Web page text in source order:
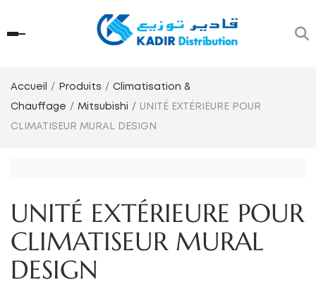
Accueil Produits Climatisation &
Chauffage Mitsubishi UNITÉ EXTÉRIEURE POUR
CLIMATISEUR MURAL DESIGN
UNITÉ EXTÉRIEURE POUR
CLIMATISEUR MURAL
DESIGN